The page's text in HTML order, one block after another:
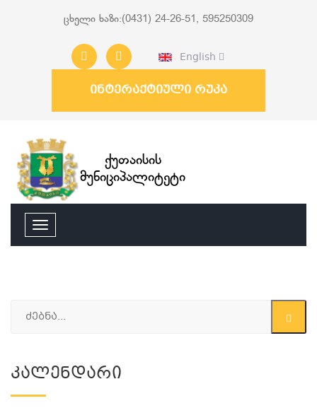
ცხელი ხაზი:(0431) 24-26-51, 595250309
English
ინტერაქტიული რუკა
ქუთაისის
მუნიციპალიტეტი
Კალენდარი